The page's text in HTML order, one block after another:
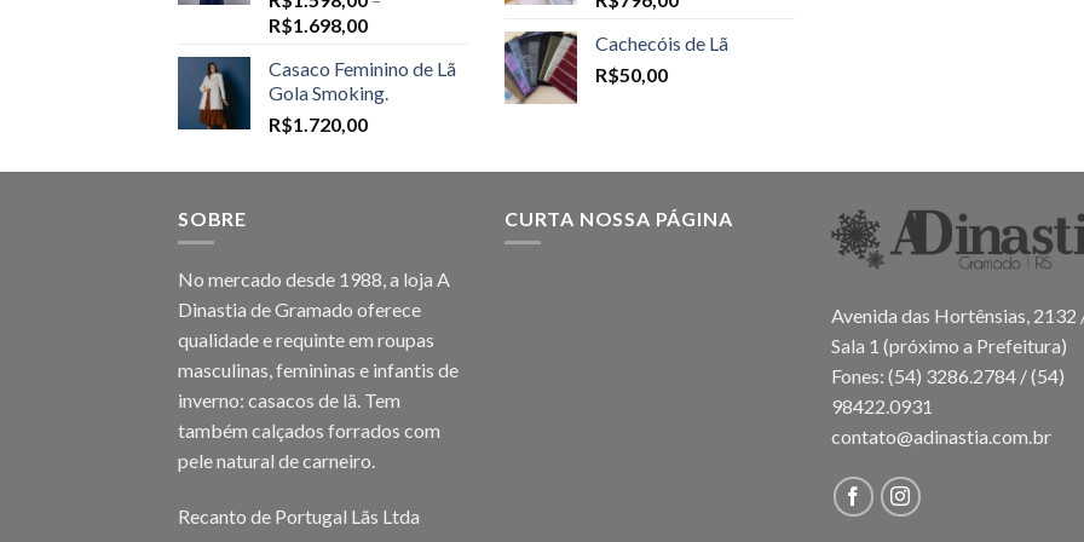
R$1.698,00Price
R$1.598,00
through
R$1.698,00
Casaco Feminino de Lã
Gola Smoking.
R$1.720,00
Cachecóis de Lã
R$50,00
SOBRE
No mercado desde 1988, a loja A
Dinastia de Gramado oferece
qualidade e requinte em roupas
masculinas, femininas e infantis de
inverno: casacos de lã. Tem
também calçados forrados com
pele natural de carneiro.
Recanto de Portugal Lãs Ltda
CURTA NOSSA PÁGINA
Avenida das Hortênsias, 2132
Sala 1 (próximo a Prefeitura)
Fones: (54) 3286.2784 / (54)
98422.0931
contato@adinastia.com.br